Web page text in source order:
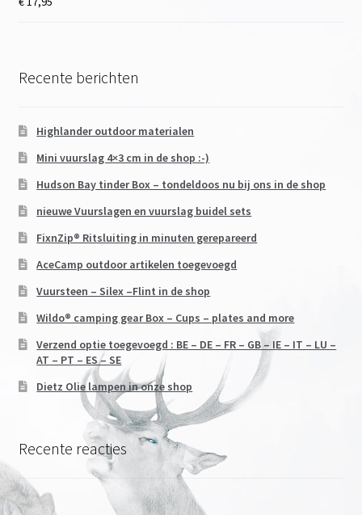
Recente berichten
Highlander outdoor materialen
Mini vuurslag 4×3 cm in de shop :-)
Hudson Bay tinder Box – tondeldoos nu bij ons in de shop
nieuwe Vuurslagen en vuurslag buidel sets
FixnZip® Ritsluiting in minuten gerepareerd
AceCamp outdoor artikelen toegevoegd
Vuursteen – Silex –Flint in de shop
Wildo® camping gear Box – Cups – plates and more
Verzend optie toegevoegd : BE – DE – FR – GB – IE – IT – LU –
AT – PT – ES – SE
Dietz Olie lampen in onze shop
Recente reacties